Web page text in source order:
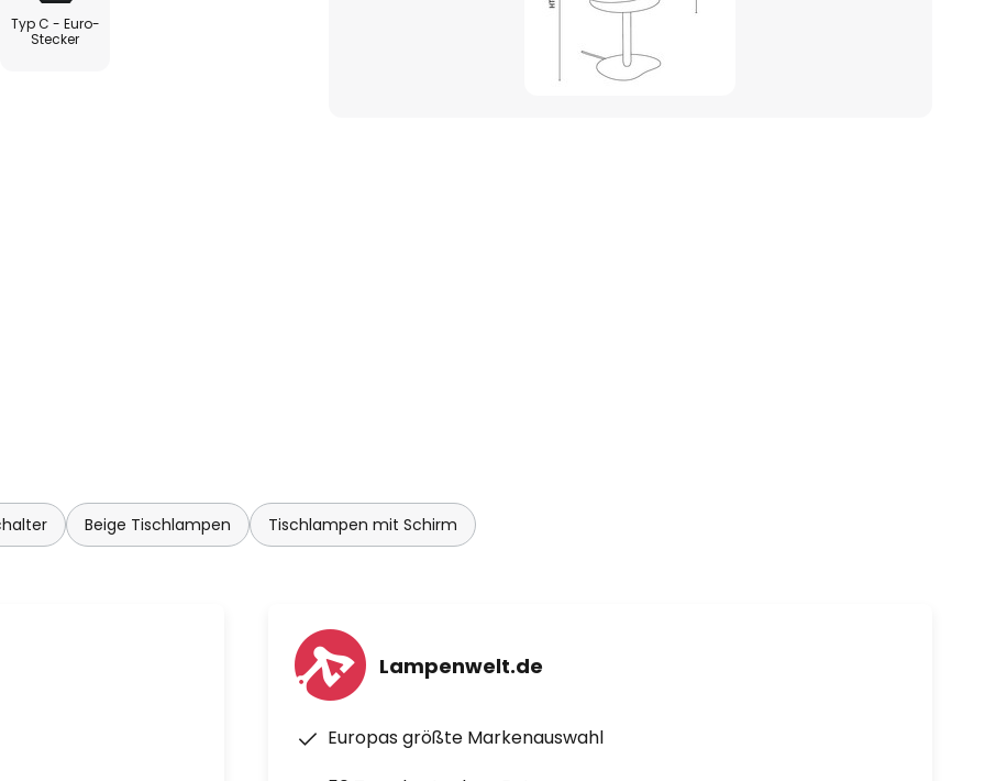
Typ C - Euro-
Stecker
Beige Tischlampen Tischlampen mit Schirm
Lampenwelt.de
Europas größte Markenauswahl